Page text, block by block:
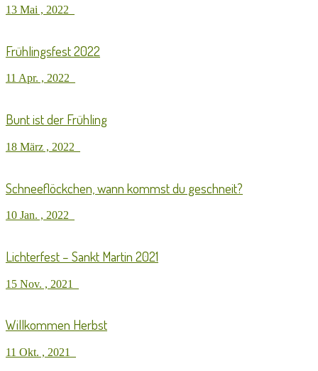
13 Mai , 2022
Frühlingsfest 2022
11 Apr. , 2022
Bunt ist der Frühling
18 März , 2022
Schneeflöckchen, wann kommst du geschneit?
10 Jan. , 2022
Lichterfest – Sankt Martin 2021
15 Nov. , 2021
Willkommen Herbst
11 Okt. , 2021